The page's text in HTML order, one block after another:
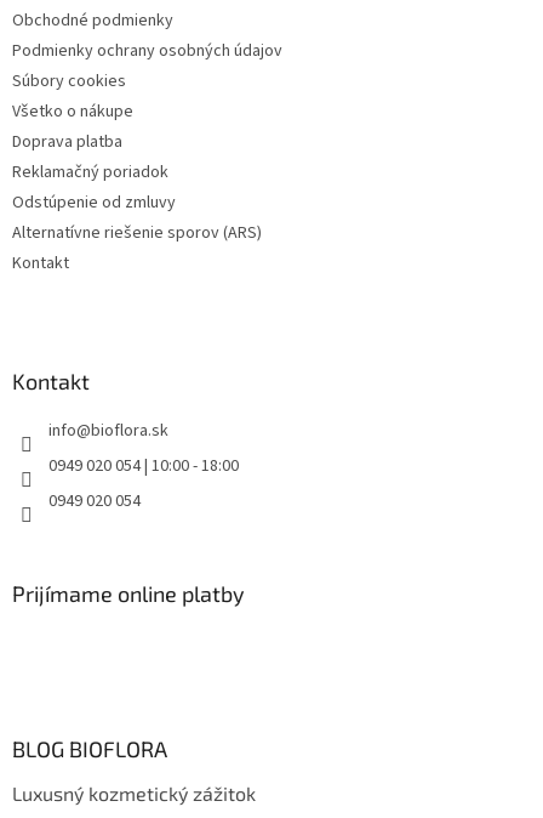
Obchodné podmienky
Podmienky ochrany osobných údajov
Súbory cookies
Všetko o nákupe
Doprava platba
Reklamačný poriadok
Odstúpenie od zmluvy
Alternatívne riešenie sporov (ARS)
Kontakt
Kontakt
info@bioflora.sk
0949 020 054 | 10:00 - 18:00
0949 020 054
Prijímame online platby
BLOG BIOFLORA
Luxusný kozmetický zážitok